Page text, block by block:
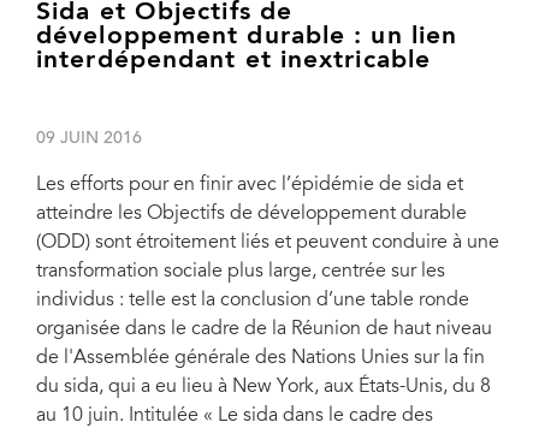
‎Sida et Objectifs de développement durable : un lien interdépendant et
inextricable
Sida et Objectifs de
développement durable : un lien
interdépendant et inextricable
09 JUIN 2016
Les efforts pour en finir avec l’épidémie de sida et
atteindre les Objectifs de développement durable
(ODD) sont étroitement liés et peuvent conduire à une
transformation sociale plus large, centrée sur les
individus : telle est la conclusion d’une table ronde
organisée dans le cadre de la Réunion de haut niveau
de l'Assemblée générale des Nations Unies sur la fin
du sida, qui a eu lieu à New York, aux États-Unis, du 8
au 10 juin. ‎Intitulée « Le sida dans le cadre des